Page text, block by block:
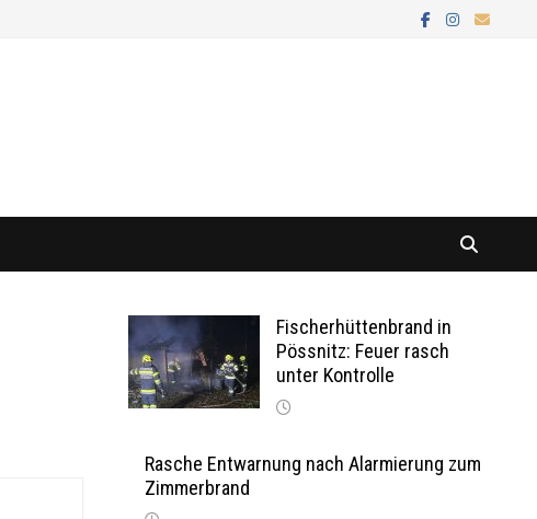
Fischerhüttenbrand in
Pössnitz: Feuer rasch
unter Kontrolle
Rasche Entwarnung nach Alarmierung zum
Zimmerbrand